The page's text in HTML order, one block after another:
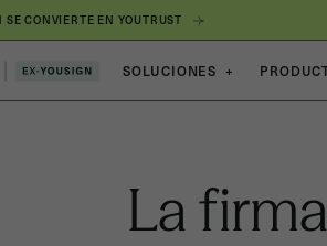
SE CONVIERTE EN YOUTRUST
SOLUCIONES +
La